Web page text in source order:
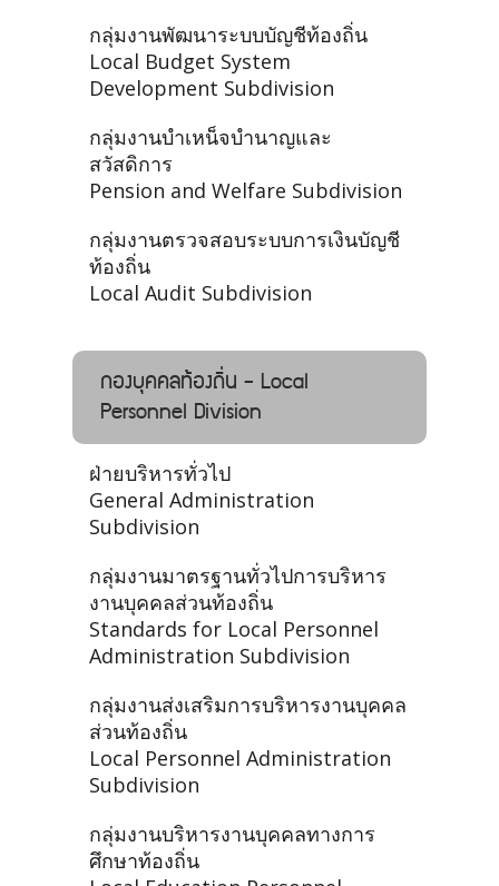
กลุ่มงานพัฒนาระบบบัญชีท้องถิ่น
Local Budget System
Development Subdivision
กลุ่มงานบำเหน็จบำนาญและ
สวัสดิการ
Pension and Welfare Subdivision
กลุ่มงานตรวจสอบระบบการเงินบัญชี
ท้องถิ่น
Local Audit Subdivision
กองบุคคลท้องถิ่น - Local
Personnel Division
ฝ่ายบริหารทั่วไป
General Administration
Subdivision
กลุ่มงานมาตรฐานทั่วไปการบริหาร
งานบุคคลส่วนท้องถิ่น
Standards for Local Personnel
Administration Subdivision
กลุ่มงานส่งเสริมการบริหารงานบุคคล
ส่วนท้องถิ่น
Local Personnel Administration
Subdivision
กลุ่มงานบริหารงานบุคคลทางการ
ศึกษาท้องถิ่น